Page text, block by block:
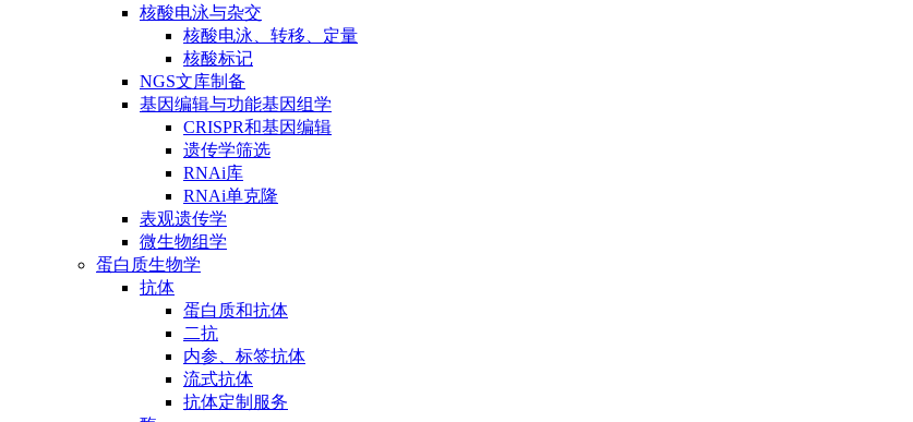
核酸电泳与杂交
核酸电泳、转移、定量
核酸标记
NGS文库制备
基因编辑与功能基因组学
CRISPR和基因编辑
遗传学筛选
RNAi库
RNAi单克隆
表观遗传学
微生物组学
蛋白质生物学
抗体
蛋白质和抗体
二抗
内参、标签抗体
流式抗体
抗体定制服务